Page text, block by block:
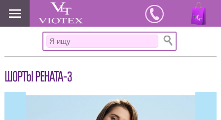
www.viotex37.ru
ШОРТЫ РЕНАТА-3